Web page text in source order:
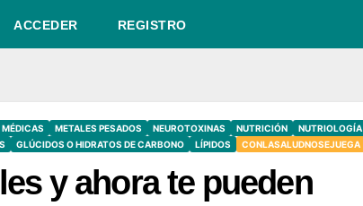
ACCEDER REGISTRO
MÉDICAS METALES PESADOS NEUROTOXINAS NUTRICIÓN
NUTRIOLOGÍA
GLÚCIDOS O HIDRATOS DE CARBONO LÍPIDOS CONLASALUDNOSEJUEGA
y ahora te pueden